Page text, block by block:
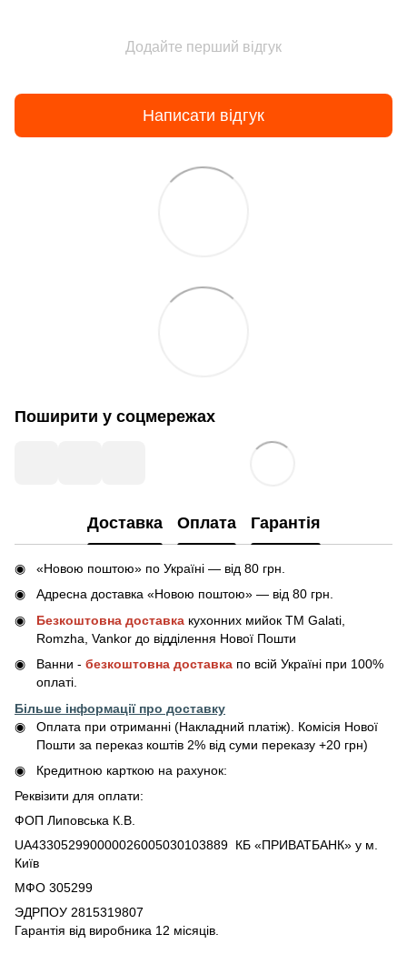
Додайте перший відгук
Написати відгук
Поширити у соцмережах
Доставка Оплата Гарантія
«Новою поштою» по Україні — від 80 грн.
Адресна доставка «Новою поштою» — від 80 грн.
Безкоштовна доставка кухонних мийок ТМ Galati,
Romzha, Vankor до відділення Нової Пошти
Ванни - безкоштовна доставка по всій Україні при 100%
оплаті.
Більше інформації про доставку
Оплата при отриманні (Накладний платіж). Комісія Нової
Пошти за переказ коштів 2% від суми переказу +20 грн)
Кредитною карткою на рахунок:
Реквізити для оплати:
ФОП Липовська К.В.
UA433052990000026005030103889 КБ «ПРИВАТБАНК» у м.
Київ
МФО 305299
ЭДРПОУ 2815319807
Гарантія від виробника 12 місяців.